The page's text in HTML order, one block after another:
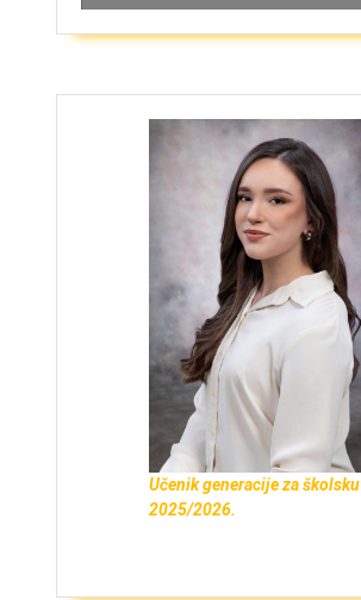
Učenik generacije za školsku
2025/2026.